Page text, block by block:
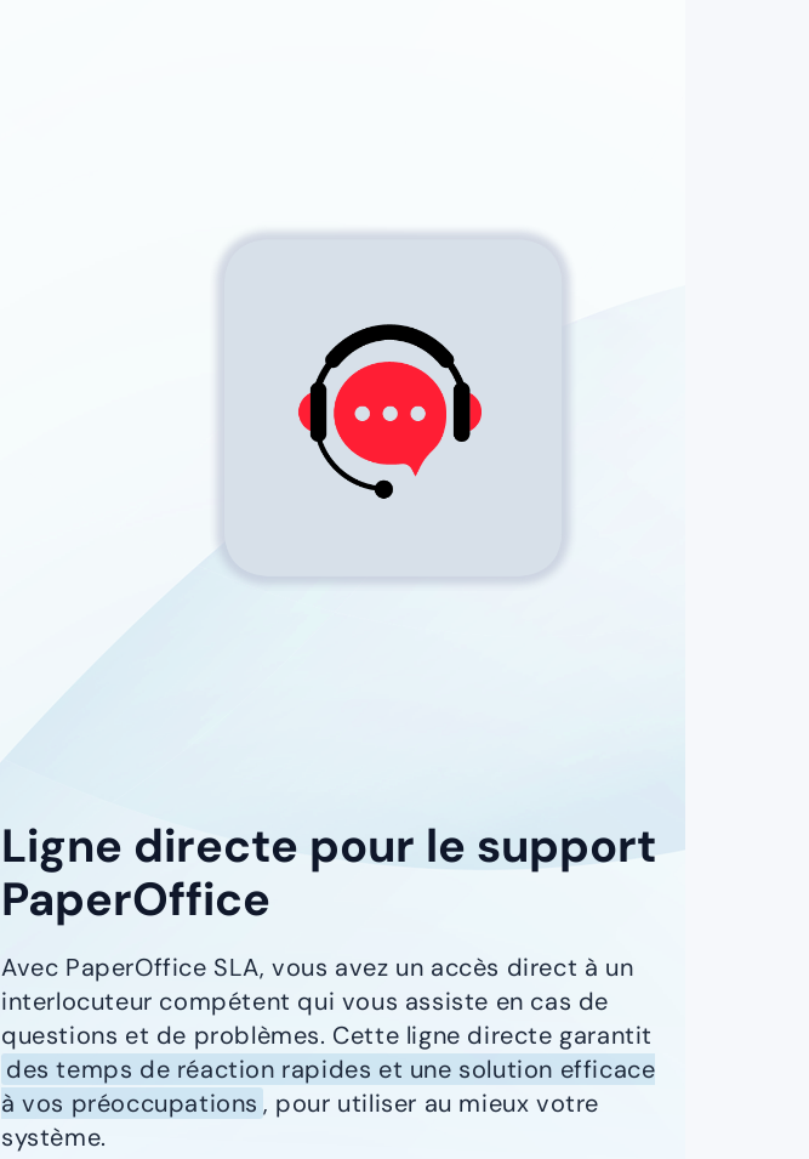
Ligne directe pour le support
PaperOffice
Avec PaperOffice SLA, vous avez un accès direct à un
interlocuteur compétent qui vous assiste en cas de
questions et de problèmes. Cette ligne directe garantit
des temps de réaction rapides et une solution efficace
à vos préoccupations , pour utiliser au mieux votre
système.